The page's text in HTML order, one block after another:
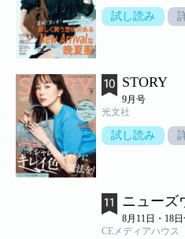
試し読み
STORY
9月号
光文社
試し読み
ニューズ
8月11日・18
CEメディアハウス